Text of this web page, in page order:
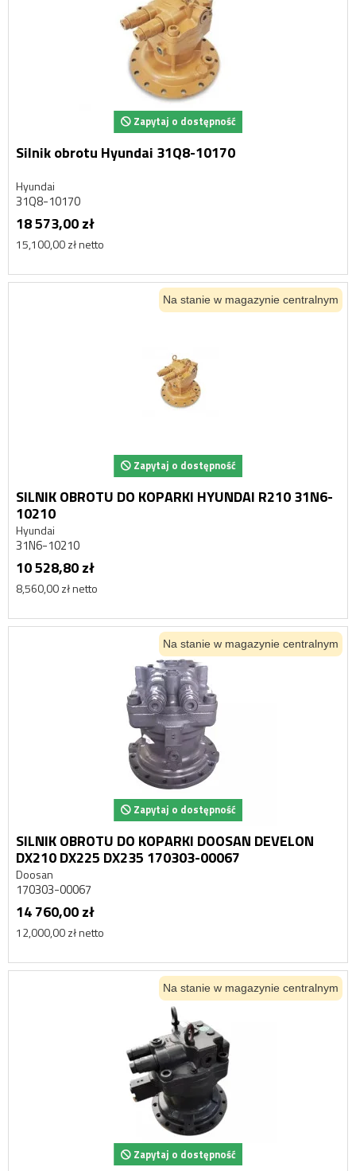
Zapytaj o dostępność
Silnik obrotu Hyundai 31Q8-10170
Hyundai
31Q8-10170
18 573,00 zł
15,100,00 zł netto
Na stanie w magazynie centralnym
Zapytaj o dostępność
SILNIK OBROTU DO KOPARKI HYUNDAI R210 31N6-
10210
Hyundai
31N6-10210
10 528,80 zł
8,560,00 zł netto
Na stanie w magazynie centralnym
Zapytaj o dostępność
SILNIK OBROTU DO KOPARKI DOOSAN DEVELON
DX210 DX225 DX235 170303-00067
Doosan
170303-00067
14 760,00 zł
12,000,00 zł netto
Na stanie w magazynie centralnym
Zapytaj o dostępność